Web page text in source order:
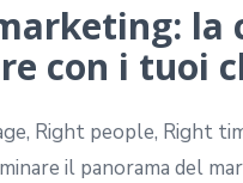
la
con i tuoi
Right people, Right
il panorama del